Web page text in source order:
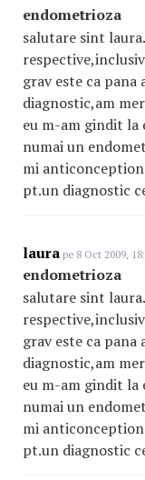
endometrioza
salutare sint
grav este ca
diagnostic,am
eu m-am gindit la
numai un
mi
pt.un diagnostic
laura pe 8 Oct 2009,
endometrioza
salutare sint
grav este ca
diagnostic,am
eu m-am gindit la
numai un
mi
pt.un diagnostic